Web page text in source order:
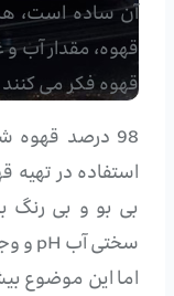
آن ساده است،
قهوه، مقدار آب
قهوه فکر می
98 درصد
استفاده در تهیه
بی بو و بی رنگ
سختی آب pH و وجود کلر است.
اما این موضوع